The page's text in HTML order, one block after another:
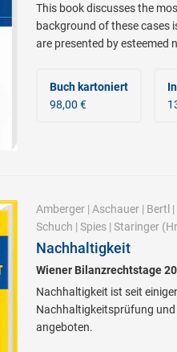
This book discusses the
background of these cases
are presented by esteemed
Buch kartoniert
98,00 €
Amberger| Aschauer| Bertl |
Schuch | Spies| Staringer
Nachhaltigkeit
Wiener Bilanzrechtstage
Nachhaltigkeit ist seit
Nachhaltigkeitsprüfung
angeboten.